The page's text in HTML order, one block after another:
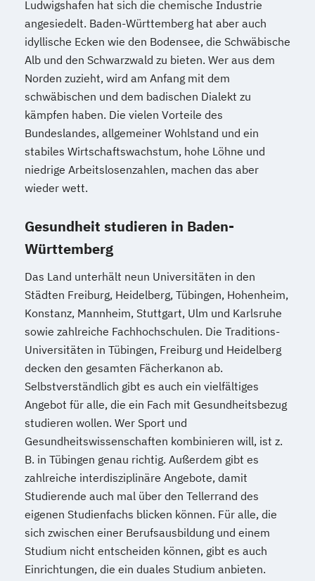
Ludwigshafen hat sich die chemische Industrie
angesiedelt. Baden-Württemberg hat aber auch
idyllische Ecken wie den Bodensee, die Schwäbische
Alb und den Schwarzwald zu bieten. Wer aus dem
Norden zuzieht, wird am Anfang mit dem
schwäbischen und dem badischen Dialekt zu
kämpfen haben. Die vielen Vorteile des
Bundeslandes, allgemeiner Wohlstand und ein
stabiles Wirtschaftswachstum, hohe Löhne und
niedrige Arbeitslosenzahlen, machen das aber
wieder wett.
Gesundheit studieren in Baden-
Württemberg
Das Land unterhält neun Universitäten in den
Städten Freiburg, Heidelberg, Tübingen, Hohenheim,
Konstanz, Mannheim, Stuttgart, Ulm und Karlsruhe
sowie zahlreiche Fachhochschulen. Die Traditions-
Universitäten in Tübingen, Freiburg und Heidelberg
decken den gesamten Fächerkanon ab.
Selbstverständlich gibt es auch ein vielfältiges
Angebot für alle, die ein Fach mit Gesundheitsbezug
studieren wollen. Wer Sport und
Gesundheitswissenschaften kombinieren will, ist z.
B. in Tübingen genau richtig. Außerdem gibt es
zahlreiche interdisziplinäre Angebote, damit
Studierende auch mal über den Tellerrand des
eigenen Studienfachs blicken können. Für alle, die
sich zwischen einer Berufsausbildung und einem
Studium nicht entscheiden können, gibt es auch
Einrichtungen, die ein duales Studium anbieten.